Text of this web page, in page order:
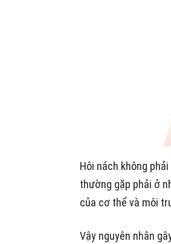
Hôi nách không
thường gặp phải ở
của cơ thể và môi
Vậy nguyên nhân